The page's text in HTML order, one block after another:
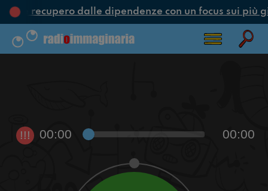
e recupero dalle dipendenze con un focus sui più
!!! 00:00 00:00